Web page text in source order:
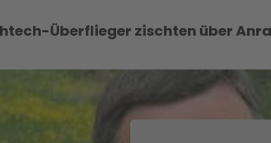
Überflieger zischten über